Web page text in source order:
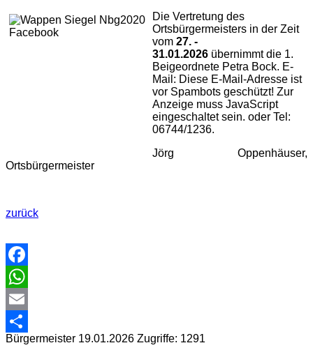
Die Vertretung des
Ortsbürgermeisters in der Zeit
vom 27. -
31.01.2026 übernimmt die 1.
Beigeordnete Petra Bock. E-
Mail: Diese E-Mail-Adresse ist
vor Spambots geschützt! Zur
Anzeige muss JavaScript
eingeschaltet sein. oder Tel:
06744/1236.
Jörg Oppenhäuser,
Ortsbürgermeister
zurück
Facebook
WhatsApp
Email
Share
Bürgermeister 19.01.2026 Zugriffe: 1291